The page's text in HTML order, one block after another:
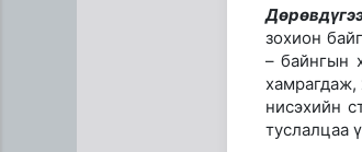
Эртний
зохион
– байнгын
хамрагдаж,
нисэхийн
туслалцаа